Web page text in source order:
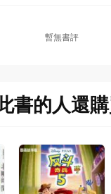
暫無書評
書的人還